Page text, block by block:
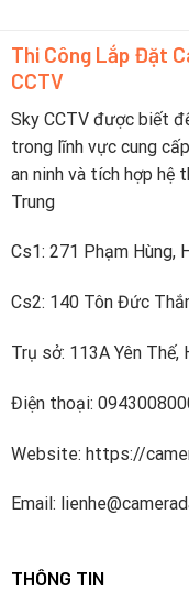
Thi Công Lắp Đặt
CCTV
Sky CCTV được biết
trong lĩnh vực cung
an ninh và tích hợp hệ
Trung
Cs1: 271 Phạm Hùng,
Cs2: 140 Tôn Đức
Trụ sở: 113A Yên Thế,
Điện thoại:
Website: https://
Email:
THÔNG TIN